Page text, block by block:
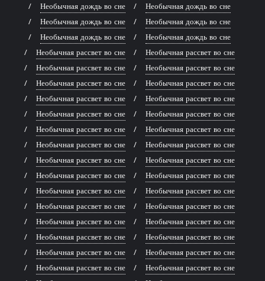
Необычная дождь во сне
Необычная дождь во сне
Необычная дождь во сне
Необычная дождь во сне
Необычная дождь во сне
Необычная дождь во сне
Необычная рассвет во сне
Необычная рассвет во сне
Необычная рассвет во сне
Необычная рассвет во сне
Необычная рассвет во сне
Необычная рассвет во сне
Необычная рассвет во сне
Необычная рассвет во сне
Необычная рассвет во сне
Необычная рассвет во сне
Необычная рассвет во сне
Необычная рассвет во сне
Необычная рассвет во сне
Необычная рассвет во сне
Необычная рассвет во сне
Необычная рассвет во сне
Необычная рассвет во сне
Необычная рассвет во сне
Необычная рассвет во сне
Необычная рассвет во сне
Необычная рассвет во сне
Необычная рассвет во сне
Необычная рассвет во сне
Необычная рассвет во сне
Необычная рассвет во сне
Необычная рассвет во сне
Необычная рассвет во сне
Необычная рассвет во сне
Необычная рассвет во сне
Необычная рассвет во сне